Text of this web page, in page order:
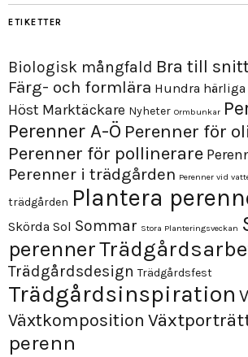
ETIKETTER
Biologisk mångfald Bra till
Färg- och formlära Hundra
Höst Marktäckare Nyheter Ormbunkar
Perenner A-Ö Perenner för
Perenner för pollinerare
Perenner i trädgården Perenner vid
trädgården Plantera
Skörda Sol Sommar Stora Planteringsveckan
perenner
Trädgårdsdesign Trädgårdsfest
Trädgårdsinspiration
Växtkomposition
perenn